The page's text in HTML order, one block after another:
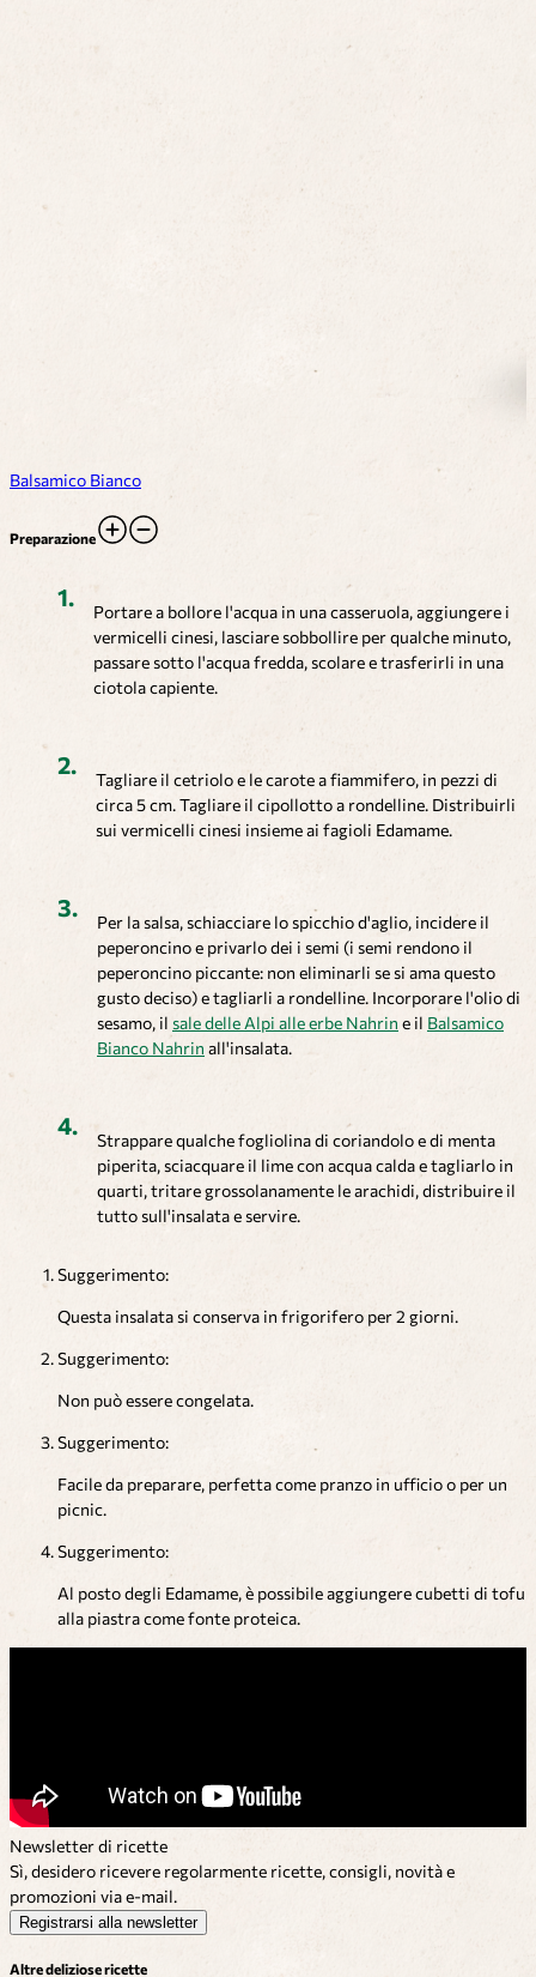
Balsamico Bianco
Preparazione
Portare a bollore l'acqua in una casseruola, aggiungere i
vermicelli cinesi, lasciare sobbollire per qualche minuto,
passare sotto l'acqua fredda, scolare e trasferirli in una
ciotola capiente.
Tagliare il cetriolo e le carote a fiammifero, in pezzi di
circa 5 cm. Tagliare il cipollotto a rondelline. Distribuirli
sui vermicelli cinesi insieme ai fagioli Edamame.
Per la salsa, schiacciare lo spicchio d'aglio, incidere il
peperoncino e privarlo dei i semi (i semi rendono il
peperoncino piccante: non eliminarli se si ama questo
gusto deciso) e tagliarli a rondelline. Incorporare l'olio di
sesamo, il sale delle Alpi alle erbe Nahrin e il Balsamico
Bianco Nahrin all'insalata.
Strappare qualche fogliolina di coriandolo e di menta
piperita, sciacquare il lime con acqua calda e tagliarlo in
quarti, tritare grossolanamente le arachidi, distribuire il
tutto sull'insalata e servire.
Suggerimento:
Questa insalata si conserva in frigorifero per 2 giorni.
Suggerimento:
Non può essere congelata.
Suggerimento:
Facile da preparare, perfetta come pranzo in ufficio o per un
picnic.
Suggerimento:
Al posto degli Edamame, è possibile aggiungere cubetti di tofu
alla piastra come fonte proteica.
Newsletter di ricette
Sì, desidero ricevere regolarmente ricette, consigli, novità e
promozioni via e-mail.
Registrarsi alla newsletter
Altre deliziose ricette